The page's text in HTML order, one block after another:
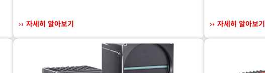
자세히 알아보기 자세히 알아보기